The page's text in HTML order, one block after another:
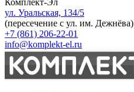
Комплект-Эл
ул. Уральская, 134/5
(пересечение с ул. им. Дежнёва)
+7 (861) 206-22-01
info@komplekt-el.ru